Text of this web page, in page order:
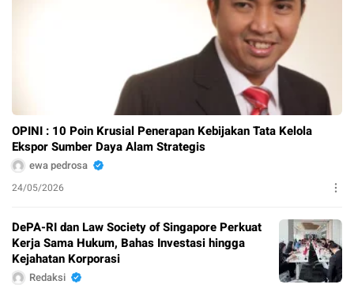
OPINI : 10 Poin Krusial Penerapan Kebijakan Tata Kelola
Ekspor Sumber Daya Alam Strategis
ewa pedrosa
24/05/2026
DePA-RI dan Law Society of Singapore Perkuat
Kerja Sama Hukum, Bahas Investasi hingga
Kejahatan Korporasi
Redaksi